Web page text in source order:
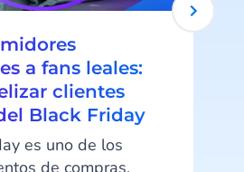
a fans leales:
clientes
Black Friday
es uno de los
de compras,